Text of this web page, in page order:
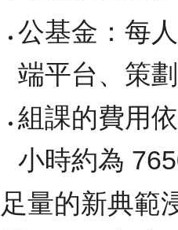
公基金：每
端平台、策
組課的費用
小時約為
足量的新典範